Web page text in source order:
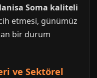
Soma kaliteli
etmesi, günümüz
bir durum
ve Sektörel